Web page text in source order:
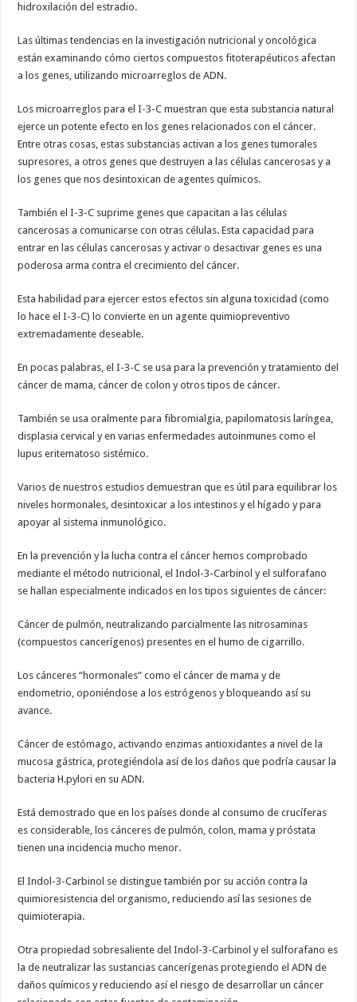
hidroxilación del estradio.
Las últimas tendencias en la investigación nutricional y oncológica
están examinando cómo ciertos compuestos fitoterapéuticos afectan
a los genes, utilizando microarreglos de ADN.
Los microarreglos para el I-3-C muestran que esta substancia natural
ejerce un potente efecto en los genes relacionados con el cáncer.
Entre otras cosas, estas substancias activan a los genes tumorales
supresores, a otros genes que destruyen a las células cancerosas y a
los genes que nos desintoxican de agentes químicos.
También el I-3-C suprime genes que capacitan a las células
cancerosas a comunicarse con otras células. Esta capacidad para
entrar en las células cancerosas y activar o desactivar genes es una
poderosa arma contra el crecimiento del cáncer.
Esta habilidad para ejercer estos efectos sin alguna toxicidad (como
lo hace el I-3-C) lo convierte en un agente quimiopreventivo
extremadamente deseable.
En pocas palabras, el I-3-C se usa para la prevención y tratamiento del
cáncer de mama, cáncer de colon y otros tipos de cáncer.
También se usa oralmente para fibromialgia, papilomatosis laríngea,
displasia cervical y en varias enfermedades autoinmunes como el
lupus eritematoso sistémico.
Varios de nuestros estudios demuestran que es útil para equilibrar los
niveles hormonales, desintoxicar a los intestinos y el hígado y para
apoyar al sistema inmunológico.
En la prevención y la lucha contra el cáncer hemos comprobado
mediante el método nutricional, el Indol-3-Carbinol y el sulforafano
se hallan especialmente indicados en los tipos siguientes de cáncer:
Cáncer de pulmón, neutralizando parcialmente las nitrosaminas
(compuestos cancerígenos) presentes en el humo de cigarrillo.
Los cánceres “hormonales” como el cáncer de mama y de
endometrio, oponiéndose a los estrógenos y bloqueando así su
avance.
Cáncer de estómago, activando enzimas antioxidantes a nivel de la
mucosa gástrica, protegiéndola así de los daños que podría causar la
bacteria H.pylori en su ADN.
Está demostrado que en los países donde al consumo de crucíferas
es considerable, los cánceres de pulmón, colon, mama y próstata
tienen una incidencia mucho menor.
El Indol-3-Carbinol se distingue también por su acción contra la
quimioresistencia del organismo, reduciendo así las sesiones de
quimioterapia.
Otra propiedad sobresaliente del Indol-3-Carbinol y el sulforafano es
la de neutralizar las sustancias cancerígenas protegiendo el ADN de
daños químicos y reduciendo así el riesgo de desarrollar un cáncer